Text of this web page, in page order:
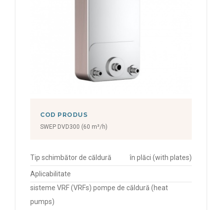
COD PRODUS
SWEP DVD300 (60 m³/h)
Tip schimbător de căldură în plăci (with plates)
Aplicabilitate
sisteme VRF (VRFs) pompe de căldură (heat
pumps)